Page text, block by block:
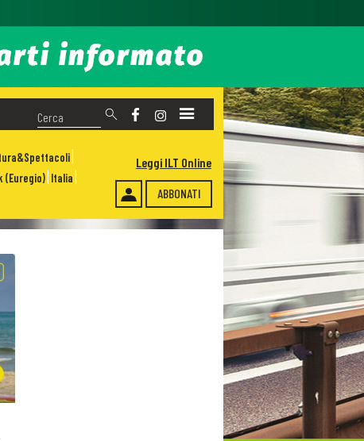
(Euregio) Italia
ABBONATI
Leggi ILT Online